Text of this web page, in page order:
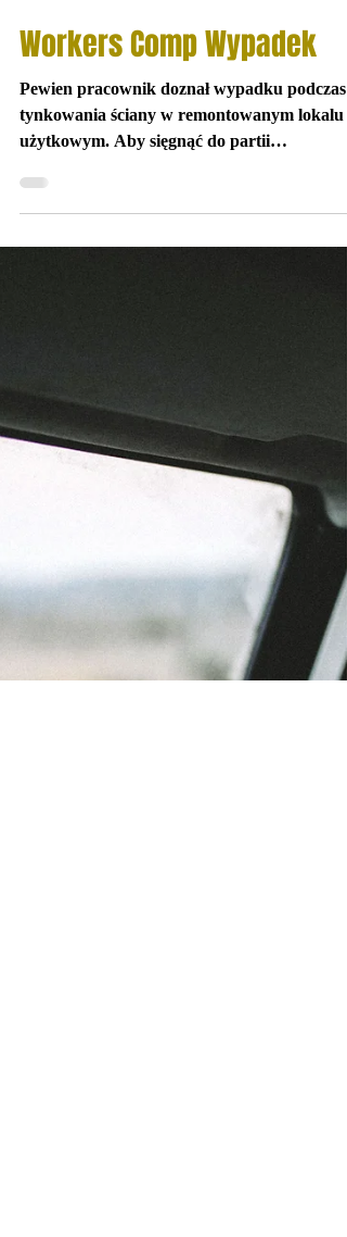
W PRACY
W sprawach wypadkowych wybór prawnika
ma ogromne znaczenie. Powierzenie sprawy
adwokatowi specjalizującemu się w prawie
wypadkowym...
tynkowania ściany w remontowanym lokalu
użytkowym. Aby sięgnąć do partii
znajdujących się przy...